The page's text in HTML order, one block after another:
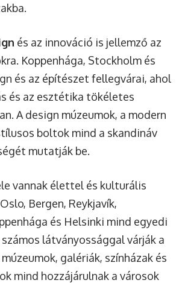
és az innováció is jellemző az
Koppenhága, Stockholm és
és az építészet fellegvárai, ahol
és az esztétika tökéletes
A design múzeumok, a modern
boltok mind a skandináv
mutatják be.
vannak élettel és kulturális
Bergen, Reykjavík,
és Helsinki mind egyedi
látványossággal várják a
galériák, színházak és
mind hozzájárulnak a városok